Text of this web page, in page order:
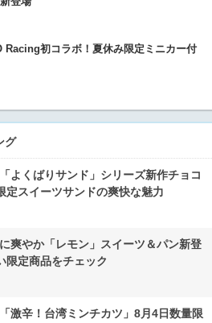
Racing初コラボ！夏休み限定ミニカー付
グ
よくばりサンド」シリーズ新作チョコ
定スイーツサンドの爽快な魅力
爽やか「レモン」スイーツ＆パン新登
限定商品をチェック
激辛！台湾ミンチカツ」8月4日数量限